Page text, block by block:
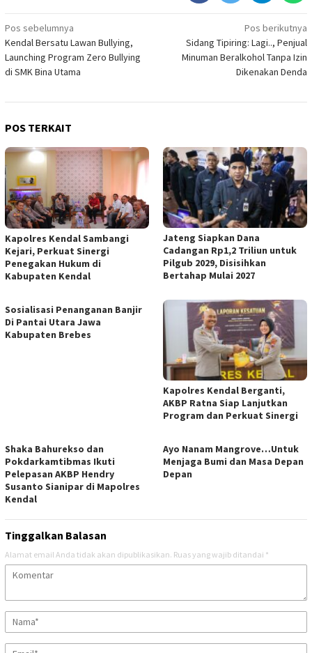
Navigasi
pos
Pos sebelumnya
Kendal Bersatu Lawan Bullying,
Launching Program Zero Bullying
di SMK Bina Utama
Pos berikutnya
Sidang Tipiring: Lagi.., Penjual
Minuman Beralkohol Tanpa Izin
Dikenakan Denda
POS TERKAIT
Kapolres Kendal Sambangi
Kejari, Perkuat Sinergi
Penegakan Hukum di
Kabupaten Kendal
Jateng Siapkan Dana
Cadangan Rp1,2 Triliun untuk
Pilgub 2029, Disisihkan
Bertahap Mulai 2027
Sosialisasi Penanganan Banjir
Di Pantai Utara Jawa
Kabupaten Brebes
Kapolres Kendal Berganti,
AKBP Ratna Siap Lanjutkan
Program dan Perkuat Sinergi
​Shaka Bahurekso dan
Pokdarkamtibmas Ikuti
Pelepasan AKBP Hendry
Susanto Sianipar di Mapolres
Kendal
Ayo Nanam Mangrove…Untuk
Menjaga Bumi dan Masa Depan
Depan
Tinggalkan Balasan
Alamat email Anda tidak akan dipublikasikan. Ruas yang wajib ditandai *